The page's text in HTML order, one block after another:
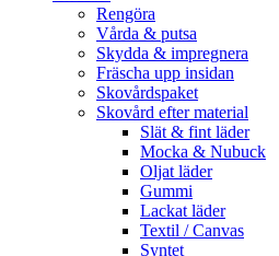
Rengöra
Vårda & putsa
Skydda & impregnera
Fräscha upp insidan
Skovårdspaket
Skovård efter material
Slät & fint läder
Mocka & Nubuck
Oljat läder
Gummi
Lackat läder
Textil / Canvas
Syntet